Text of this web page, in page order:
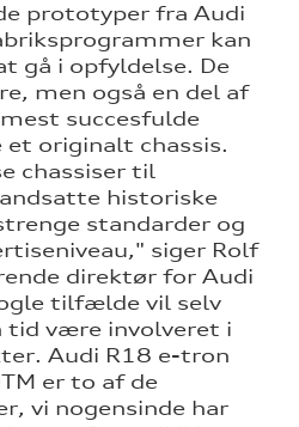
prototyper fra Audi
kan
gå i opfyldelse. De
men også en del af
succesfulde
originalt chassis.
chassiser til
historiske
standarder og
siger Rolf
direktør for Audi
tilfælde vil selv
tid være involveret i
Audi R18 e-tron
er to af de
vi nogensinde har